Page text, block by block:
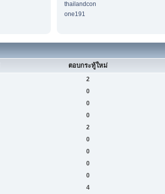
thailandcon
one191
ตอบกระทู้ใหม่
2
0
0
0
2
0
0
0
0
4